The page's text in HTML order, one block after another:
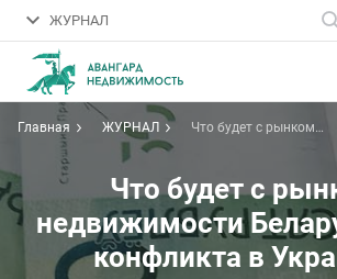
ЖУРНАЛ
Главная ЖУРНАЛ
Что будет с рынком
недвижимости
Что будет с
недвижимости
конфликта в